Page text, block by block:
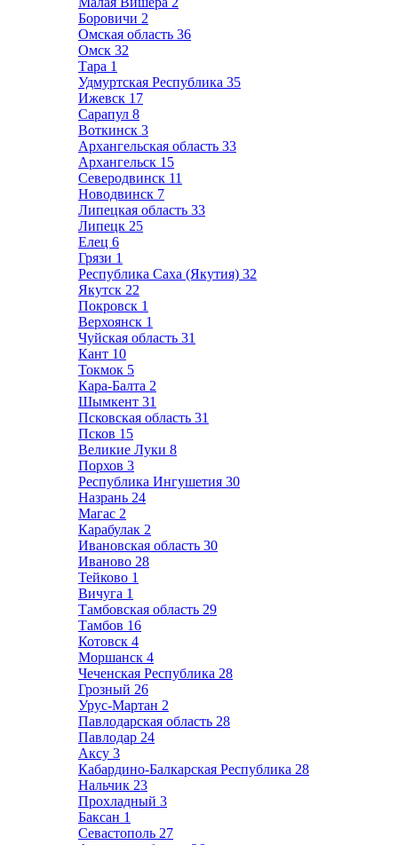
Боровичи 2
Омская область 36
Омск 32
Тара 1
Удмуртская Республика 35
Ижевск 17
Сарапул 8
Воткинск 3
Архангельская область 33
Архангельск 15
Северодвинск 11
Новодвинск 7
Липецкая область 33
Липецк 25
Елец 6
Грязи 1
Республика Саха (Якутия) 32
Якутск 22
Покровск 1
Верхоянск 1
Чуйская область 31
Кант 10
Токмок 5
Кара-Балта 2
Шымкент 31
Псковская область 31
Псков 15
Великие Луки 8
Порхов 3
Республика Ингушетия 30
Назрань 24
Магас 2
Карабулак 2
Ивановская область 30
Иваново 28
Тейково 1
Вичуга 1
Тамбовская область 29
Тамбов 16
Котовск 4
Моршанск 4
Чеченская Республика 28
Грозный 26
Урус-Мартан 2
Павлодарская область 28
Павлодар 24
Аксу 3
Кабардино-Балкарская Республика 28
Нальчик 23
Прохладный 3
Баксан 1
Севастополь 27